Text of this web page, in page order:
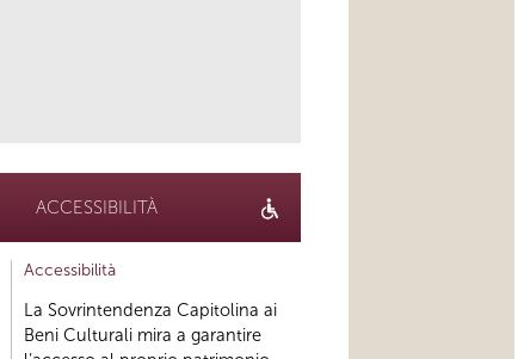
ACCESSIBILITÀ
Accessibilità
La Sovrintendenza Capitolina ai
Beni Culturali mira a garantire